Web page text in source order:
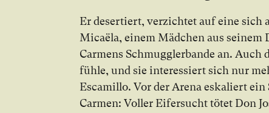
Er de­ser­tiert, ver­zich­tet auf ei­ne sich
Micaëla, ei­nem Mäd­chen aus
Carmens Schmugg­ler­ban­de an. Auch
füh­le, und sie in­te­res­siert sich nur
Escamillo. Vor der Are­na es­ka­liert
Carmen: Vol­ler Ei­fer­sucht tö­tet Don